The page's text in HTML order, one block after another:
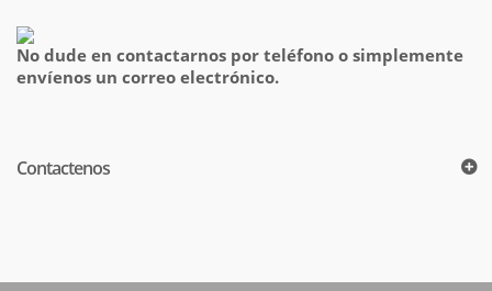
No dude en contactarnos por teléfono o simplemente
envíenos un correo electrónico.
Contactenos